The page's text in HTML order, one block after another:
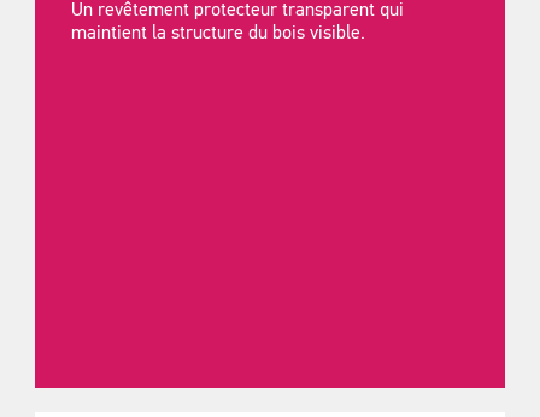
Un revêtement protecteur transparent qui
maintient la structure du bois visible.